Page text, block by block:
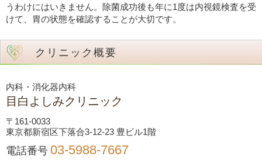
うわけにはいきません。除菌成功後も年に1度は内視鏡検査を受
けて、胃の状態を確認することが大切です。
クリニック概要
内科・消化器内科
目白よしみクリニック
〒161-0033
東京都新宿区下落合3-12-23 豊ビル1階
電話番号03-5988-7667